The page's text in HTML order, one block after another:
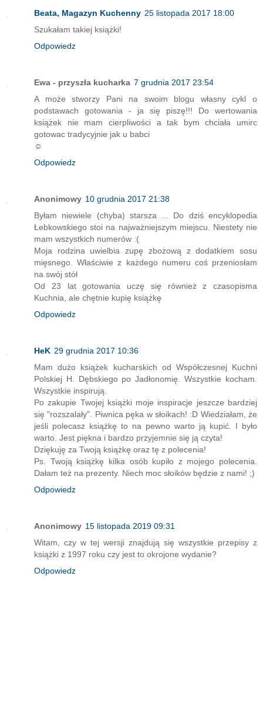
Beata, Magazyn Kuchenny 25 listopada 2017 18:00
Szukałam takiej książki!
Odpowiedz
Ewa - przyszła kucharka 7 grudnia 2017 23:54
A może stworzy Pani na swoim blogu własny cykl o
podstawach gotowania - ja się piszę!!! Do wertowania
książek nie mam cierpliwości a tak bym chciała umirc
gotowac tradycyjnie jak u babci
☺️
Odpowiedz
Anonimowy 10 grudnia 2017 21:38
Byłam niewiele (chyba) starsza ... Do dziś encyklopedia
Łebkowskiego stoi na najważniejszym miejscu. Niestety nie
mam wszystkich numerów :(
Moja rodzina uwielbia zupę zbożową z dodatkiem sosu
mięsnego. Właściwie z każdego numeru coś przeniosłam
na swój stół
Od 23 lat gotowania uczę się również z czasopisma
Kuchnia, ale chętnie kupię książkę
Odpowiedz
HeK 29 grudnia 2017 10:36
Mam dużo książek kucharskich od Współczesnej Kuchni
Polskiej H. Dębskiego po Jadłonomię. Wszystkie kocham.
Wszystkie inspirują.
Po zakupie Twojej książki moje inspiracje jeszcze bardziej
się "rozszalały". Piwnica pęka w słoikach! :D Wiedziałam, że
jeśli polecasz książkę to na pewno warto ją kupić. I było
warto. Jest piękna i bardzo przyjemnie się ją czyta!
Dziękuję za Twoją książkę oraz tę z polecenia!
Ps. Twoją książkę kilka osób kupiło z mojego polecenia.
Dałam też na prezenty. Niech moc słoików będzie z nami! ;)
Odpowiedz
Anonimowy 15 listopada 2019 09:31
Witam, czy w tej wersji znajdują się wszystkie przepisy z
książki z 1997 roku czy jest to okrojone wydanie?
Odpowiedz